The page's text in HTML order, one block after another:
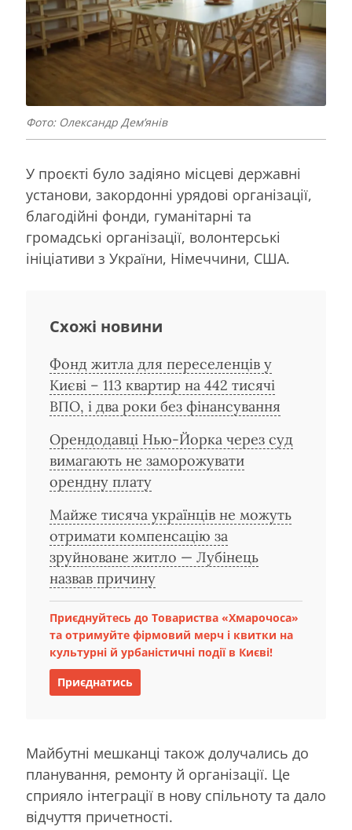
Фото: Олександр Дем’янів
У проєкті було задіяно місцеві державні
установи, закордонні урядові організації,
благодійні фонди, гуманітарні та
громадські організації, волонтерські
ініціативи з України, Німеччини, США.
Схожі новини
Фонд житла для переселенців у
Києві – 113 квартир на 442 тисячі
ВПО, і два роки без фінансування
Орендодавці Нью-Йорка через суд
вимагають не заморожувати
орендну плату
Майже тисяча українців не можуть
отримати компенсацію за
зруйноване житло — Лубінець
назвав причину
Приєднуйтесь до Товариства «Хмарочоса»
та отримуйте фірмовий мерч і квитки на
культурні й урбаністичні події в Києві!
Приєднатись
Майбутні мешканці також долучались до
планування, ремонту й організації. Це
сприяло інтеграції в нову спільноту та дало
відчуття причетності.